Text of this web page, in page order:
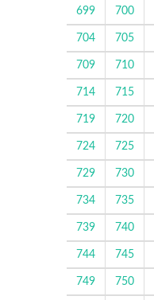
699 700
704 705
709 710
714 715
719 720
724 725
729 730
734 735
739 740
744 745
749 750